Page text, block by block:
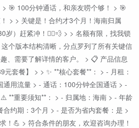
🎯 100分钟通话，和亲友唠个够！ > 🎯
> > 关键是！合约才3个月！海南归属
岁）赶紧冲！🏃‍♂️💨 > > 名额有限，找我锁
个版本结构清晰，分点罗列了所有关键信
、需要了解详情的客户。 > 📋 产品信息
套餐】 > > ✨ **核心套餐**： > - 月租：
用流量 > - 通话：100分钟全国通话 > -
**重要须知**： > - 归属地：海南 > - 年龄
约期：3个月 > - 是否为省内套餐：是 >
！💪 > 符合条件的朋友，欢迎咨询办理！